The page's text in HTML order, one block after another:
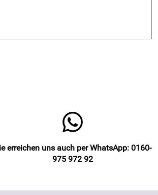
erreichen uns auch per WhatsApp: 0160-
975 972 92